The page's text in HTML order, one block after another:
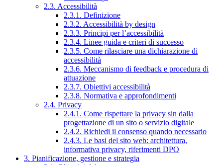
2.3. Accessibilità
2.3.1. Definizione
2.3.2. Accessibilità by design
2.3.3. Principi per l’accessibilità
2.3.4. Linee guida e criteri di successo
2.3.5. Come rilasciare una dichiarazione di
accessibilità
2.3.6. Meccanismo di feedback e procedura di
attuazione
2.3.7. Obiettivi accessibilità
2.3.8. Normativa e approfondimenti
2.4. Privacy
2.4.1. Come rispettare la privacy sin dalla
progettazione di un sito o servizio digitale
2.4.2. Richiedi il consenso quando necessario
2.4.3. Le basi del sito web: architettura,
informativa privacy, riferimenti DPO
3. Pianificazione, gestione e strategia